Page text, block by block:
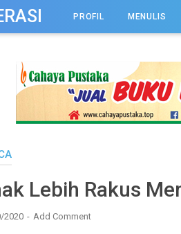
PROFIL MENULIS
Lebih Rakus
2020 Add Comment